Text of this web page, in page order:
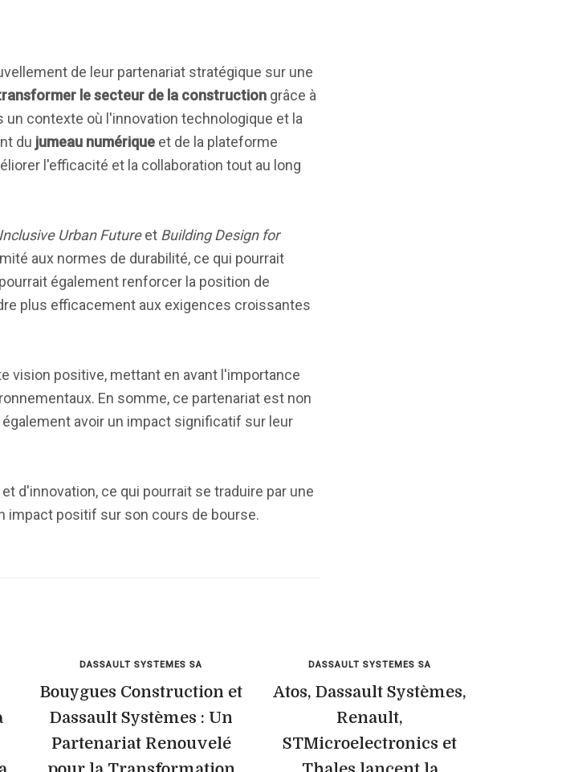
de leur partenariat stratégique sur une
le secteur de la construction grâce à
contexte où l'innovation technologique et la
du jumeau numérique et de la plateforme
l'efficacité et la collaboration tout au long
Inclusive Urban Futureet Building Design for
aux normes de durabilité, ce qui pourrait
également renforcer la position de
plus efficacement aux exigences croissantes
vision positive, mettant en avant l'importance
En somme, ce partenariat est non
avoir un impact significatif sur leur
d'innovation, ce qui pourrait se traduire par une
impact positif sur son cours de bourse.
DASSAULT SYSTEMES SA
Bouygues Construction et
Dassault Systèmes : Un
Partenariat Renouvelé
DASSAULT SYSTEMES SA
Atos, Dassault Systèmes,
Renault,
STMicroelectronics et